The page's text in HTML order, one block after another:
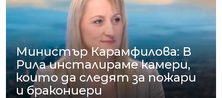
Министър Карамфилова: В
Рила инсталираме камери,
които да следят за пожари
и бракониери